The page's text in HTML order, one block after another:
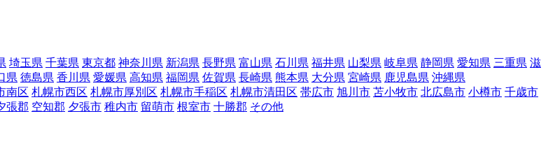
埼玉県 千葉県 東京都 神奈川県 新潟県 長野県 富山県 石川県 福井県 山梨県 岐阜県 静岡県 愛知県 三重県 滋
県 徳島県 香川県 愛媛県 高知県 福岡県 佐賀県 長崎県 熊本県 大分県 宮崎県 鹿児島県 沖縄県
南区 札幌市西区 札幌市厚別区 札幌市手稲区 札幌市清田区 帯広市 旭川市 苫小牧市 北広島市 小樽市 千歳市
張郡 空知郡 夕張市 稚内市 留萌市 根室市 十勝郡 その他